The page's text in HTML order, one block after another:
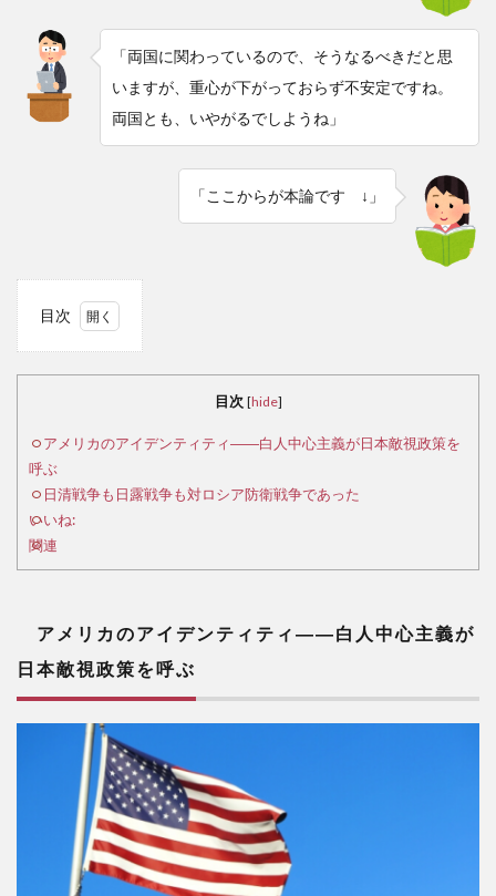
「両国に関わっているので、そうなるべきだと思
いますが、重心が下がっておらず不安定ですね。
両国とも、いやがるでしようね」
「ここからが本論です ↓」
目次
アイ
デン
ティ
――
白人
が日
視政
策を
目次 [hide]
アメリカのアイデンティティ――白人中心主義が日本敵視政策を
呼ぶ
日清戦争も日露戦争も対ロシア防衛戦争であった
いいね:
関連
アメリカのアイデンティティ――白人中心主義が
日本敵視政策を呼ぶ